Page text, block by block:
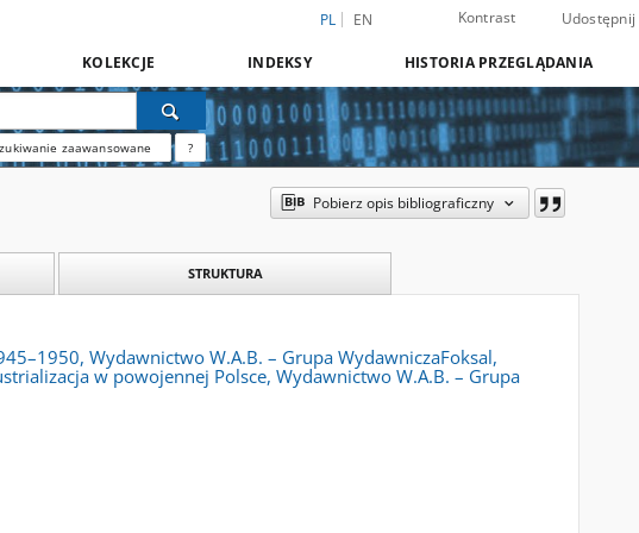
PL EN Kontrast Udostępnij
KOLEKCJE INDEKSY HISTORIA PRZEGLĄDANIA
zaawansowane ?
Pobierz opis bibliograficzny
STRUKTURA
Wydawnictwo W.A.B. – Grupa WydawniczaFoksal,
w powojennej Polsce, Wydawnictwo W.A.B. – Grupa